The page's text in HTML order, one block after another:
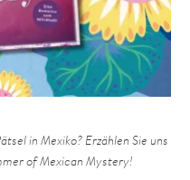
in Mexiko? Erzählen Sie uns
of Mexican Mystery!